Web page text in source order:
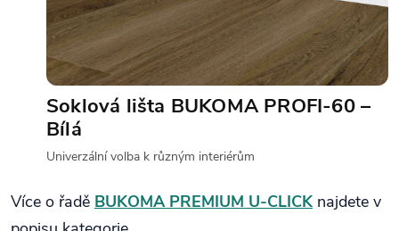
Soklová lišta BUKOMA PROFI‑60 –
Bílá
Univerzální volba k různým interiérům
Více o řadě BUKOMA PREMIUM U‑CLICK najdete v